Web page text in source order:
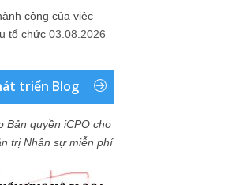
công của việc
tổ chức 03.08.2026
triển Blog
Bản quyền iCPO cho
trị Nhân sự miễn phí